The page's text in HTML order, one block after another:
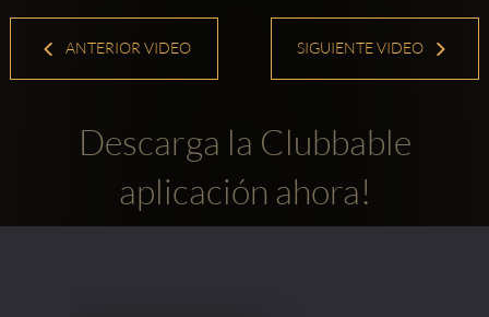
ANTERIOR VIDEO SIGUIENTE VIDEO
Descarga la Clubbable
aplicación ahora!